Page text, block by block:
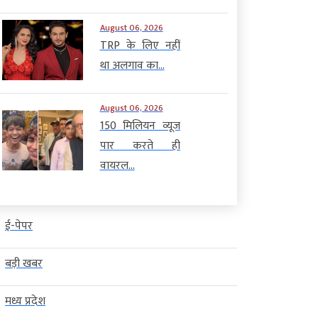
August 06, 2026
TRP के लिए नहीं
था अलगाव का...
August 06, 2026
150 मिलियन व्यूज
पार करते ही
वायरल...
ई-पेपर
बड़ी खबर
मध्य प्रदेश